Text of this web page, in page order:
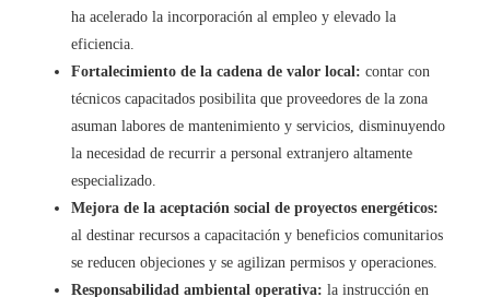
ha acelerado la incorporación al empleo y elevado la
eficiencia.
Fortalecimiento de la cadena de valor local: contar con
técnicos capacitados posibilita que proveedores de la zona
asuman labores de mantenimiento y servicios, disminuyendo
la necesidad de recurrir a personal extranjero altamente
especializado.
Mejora de la aceptación social de proyectos energéticos:
al destinar recursos a capacitación y beneficios comunitarios
se reducen objeciones y se agilizan permisos y operaciones.
Responsabilidad ambiental operativa: la instrucción en